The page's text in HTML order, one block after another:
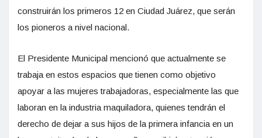
construirán los primeros 12 en Ciudad Juárez, que serán
los pioneros a nivel nacional.
El Presidente Municipal mencionó que actualmente se
trabaja en estos espacios que tienen como objetivo
apoyar a las mujeres trabajadoras, especialmente las que
laboran en la industria maquiladora, quienes tendrán el
derecho de dejar a sus hijos de la primera infancia en un